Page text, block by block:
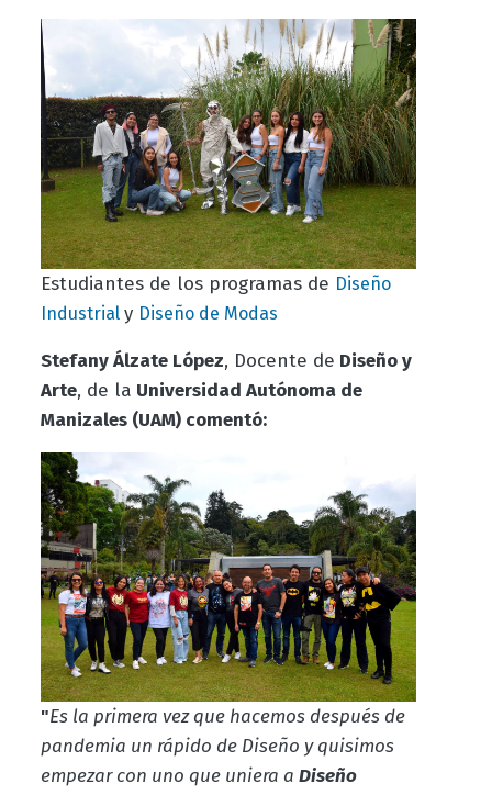
Estudiantes de los programas de Diseño
Industrial y Diseño de Modas
Stefany Álzate López, Docente de Diseño y
Arte, de la Universidad Autónoma de
Manizales (UAM) comentó:
"Es la primera vez que hacemos después de
pandemia un rápido de Diseño y quisimos
empezar con uno que uniera a Diseño